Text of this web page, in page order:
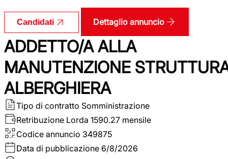
Candidati Dettaglio annuncio
ADDETTO/A ALLA
MANUTENZIONE
ALBERGHIERA
Tipo di contratto Somministrazione
Retribuzione Lorda 1590.27 mensile
Codice annuncio 349875
Data di pubblicazione 6/8/2026